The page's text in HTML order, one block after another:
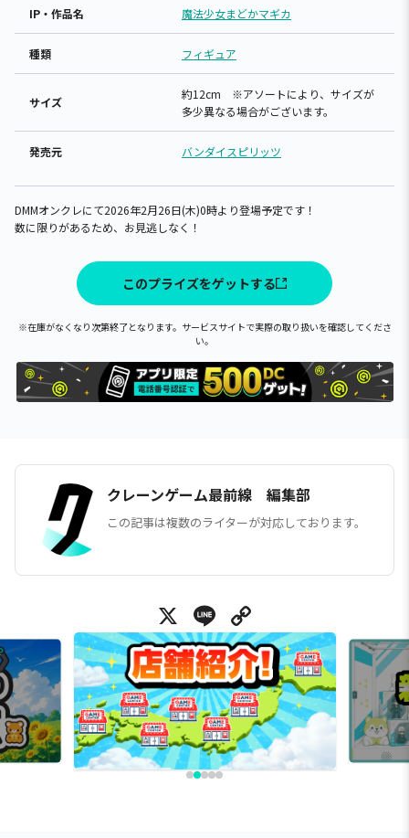
IP・作品名 魔法少女まどかマギカ
種類 フィギュア
サイズ
約12cm ※アソートにより、サイズが
多少異なる場合がございます。
発売元 バンダイスピリッツ
DMMオンクレにて2026年2月26日(木)0時より登場予定です！
数に限りがあるため、お見逃しなく！
このプライズをゲットする
※在庫がなくなり次第終了となります。サービスサイトで実際の取り扱いを確認してくださ
い。
クレーンゲーム最前線 編集部
この記事は複数のライターが対応しております。
X Line